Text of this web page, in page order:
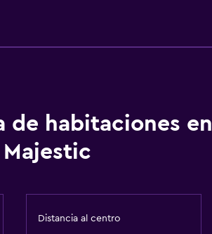
y spa
privada
climatizada
de habitaciones en
Distancia al centro